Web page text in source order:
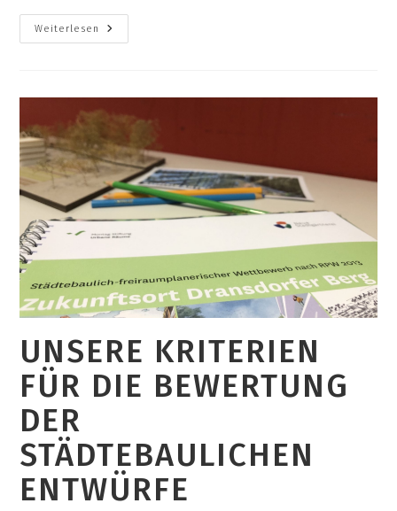
Weiterlesen
Dransdorfer
Berg
Gelebte
Beteiligungskultur
UNSERE KRITERIEN
FÜR DIE BEWERTUNG
DER
STÄDTEBAULICHEN
ENTWÜRFE